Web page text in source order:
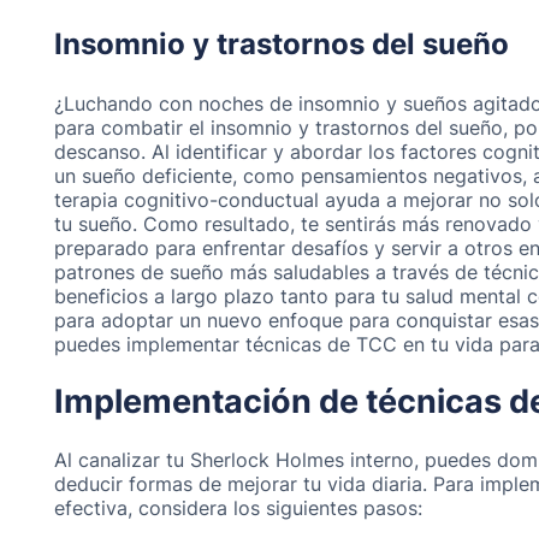
Insomnio y trastornos del sueño
¿Luchando con noches de insomnio y sueños
para combatir el insomnio y trastornos del sueño,
descanso. Al identificar y abordar los factores
un sueño deficiente, como pensamientos
terapia cognitivo-conductual ayuda a mejorar no
tu sueño. Como resultado, te sentirás más
preparado para enfrentar desafíos y servir a otros
patrones de sueño más saludables a través de
beneficios a largo plazo tanto para tu salud mental
para adoptar un nuevo enfoque para conquistar
puedes implementar técnicas de TCC en tu vida
Implementación de técnicas
Al canalizar tu Sherlock Holmes interno, puedes
deducir formas de mejorar tu vida diaria. Para
efectiva, considera los siguientes pasos: